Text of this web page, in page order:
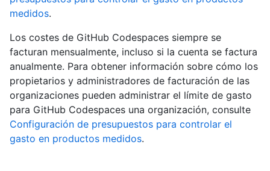
medidos.
Los costes de GitHub Codespaces siempre se
facturan mensualmente, incluso si la cuenta se factura
anualmente. Para obtener información sobre cómo los
propietarios y administradores de facturación de las
organizaciones pueden administrar el límite de gasto
para GitHub Codespaces una organización, consulte
Configuración de presupuestos para controlar el
gasto en productos medidos.